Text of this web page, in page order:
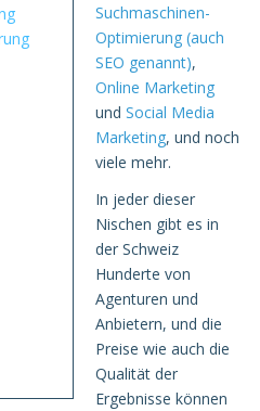
Suchmaschinen-
Optimierung (auch
SEO genannt),
Online Marketing
und Social Media
Marketing, und noch
viele mehr.
In jeder dieser
Nischen gibt es in
der Schweiz
Hunderte von
Agenturen und
Anbietern, und die
Preise wie auch die
Qualität der
Ergebnisse können